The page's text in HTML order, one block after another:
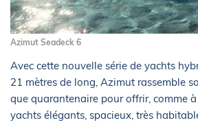
Azimut Seadeck 6
Avec cette nouvelle série de yachts
21 mètres de long, Azimut rassemble
que quarantenaire pour offrir, comme à
yachts élégants, spacieux, très